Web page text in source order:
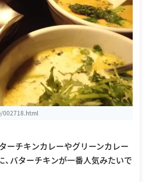
002718.html
ーチキンカレーやグリーンカレー
、バターチキンが一番人気みたいで